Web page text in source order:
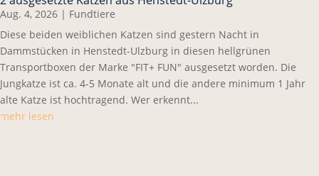
Aug. 4, 2026 | Fundtiere
Diese beiden weiblichen Katzen sind gestern Nacht in
Dammstücken in Henstedt-Ulzburg in diesen hellgrünen
Transportboxen der Marke "FIT+ FUN" ausgesetzt worden. Die
Jungkatze ist ca. 4-5 Monate alt und die andere minimum 1 Jahr
alte Katze ist hochtragend. Wer erkennt...
mehr lesen